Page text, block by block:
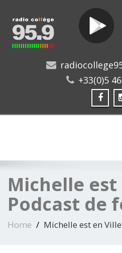
+33(0)5
Michelle est
Podcast de
Home Michelle est en